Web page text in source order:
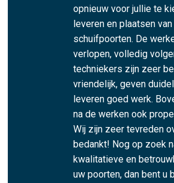
opnieuw voor jullie te
leveren en plaatsen
schuifpoorten. De
verlopen, volledig
techniekers zijn zeer
vriendelijk, geven
leveren goed werk.
na de werken ook
Wij zijn zeer tevreden
bedankt! Nog op zoek
kwalitatieve en
uw poorten, dan bent u